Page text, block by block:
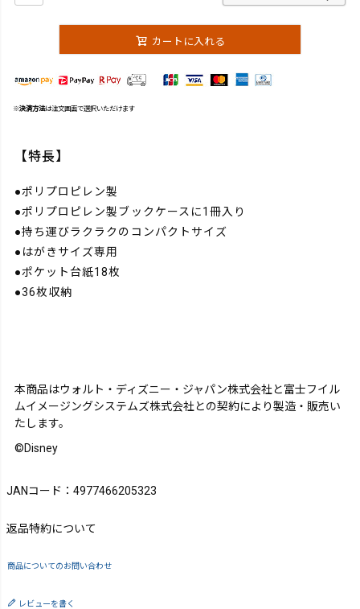
カートに入れる
※決済方法は注文画面で選択いただけます
【特長】
●ポリプロピレン製
●ポリプロピレン製ブックケースに1冊入り
●持ち運びラクラクのコンパクトサイズ
●はがきサイズ専用
●ポケット台紙18枚
●36枚収納
本商品はウォルト・ディズニー・ジャパン株式会社と富士フイル
ムイメージングシステムズ株式会社との契約により製造・販売い
たします。
©Disney
JANコード：4977466205323
返品特約について
商品についてのお問い合わせ
レビューを書く